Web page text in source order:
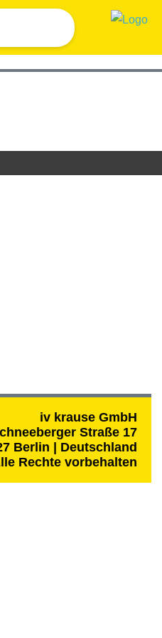
iv krause GmbH
Straße 17
Berlin | Deutschland
Rechte vorbehalten